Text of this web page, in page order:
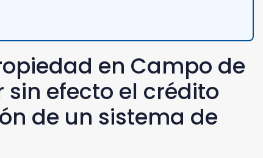
en Campo de
efecto el crédito
de un sistema de